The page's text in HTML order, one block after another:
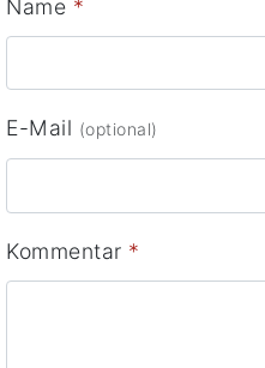
Name *
E-Mail (optional)
Kommentar *